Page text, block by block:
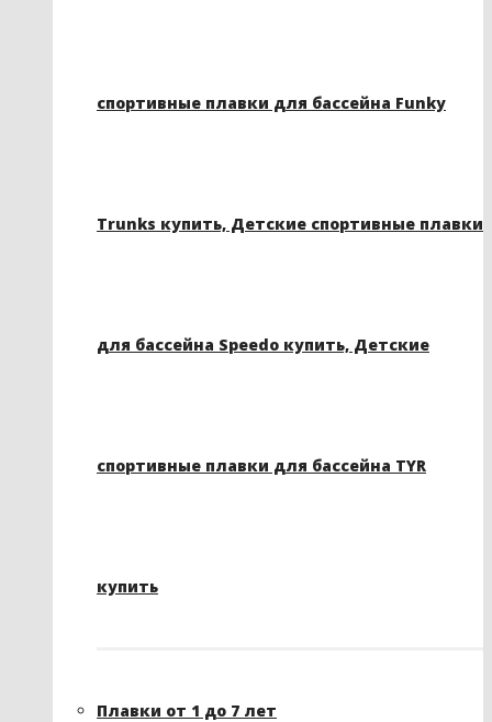
спортивные плавки для бассейна Funky
Trunks купить, Детские спортивные плавки
для бассейна Speedo купить, Детские
спортивные плавки для бассейна TYR
купить
Плавки от 1 до 7 лет